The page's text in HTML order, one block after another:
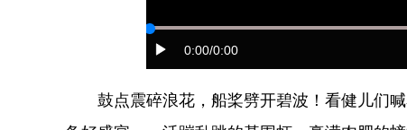
0:00/0:00
鼓点震碎浪花，船桨劈开碧波！看健儿们喊